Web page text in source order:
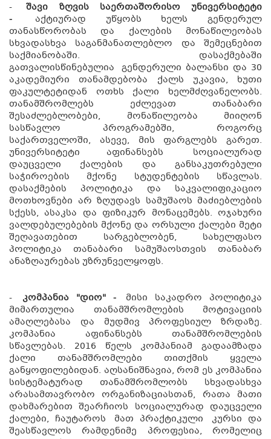
-
შავი ზღვის საერთაშორისო უნივერსიტეტი
- აქტიურად უწყობს ხელს გენდერულ
თანასწორობას და ქალების მონაწილეობას
სხვადასხვა საგანმანათლებლო და შემეცნებით
საქმიანობაში. დასაქმებაში
გათვალისწინებულია გენდერული ბალანსი და 30
აკადემიური თანამდებობა ქალს უკავია, ხუთი
ფაკულტეტიდან ოთხს ქალი ხელმძღვანელობს.
თანამშრომლებს ეძლევათ თანაბარი
შესაძლებლობები, მონაწილეობა მიიღონ
სასწავლო პროგრამებში, როგორც
საქართველოში, ასევე, მის ფარგლებს გარეთ.
უნივერსიტეტი აფინანსებს სოციალურად
დაუცველი ქალების და განსაკუთრებული
საჭიროების მქონე სტუდენტების სწავლას.
დასაქმების პოლიტიკა და საკვალიფიკაციო
მოთხოვნები არ ზღუდავს სამუშაოს მაძიებლების
სქესს, ასაკსა და ფიზიკურ მონაცემებს. ოჯახური
ვალდებულებების მქონე და ორსული ქალები მეტი
შეღავათებით სარგებლობენ, სახელფასო
პოლიტიკა თანაბარი სამუშაოსთვის თანაბარ
ანაზღაურებას უზრუნველყოფს.
- კომპანია "დიო" - მისი საკადრო პოლიტიკა
მიმართულია თანამშრომლების მოტივაციის
ამაღლებასა და მუდმივ პროფესიულ ზრდაზე.
კომპანია აფინანსებს თანამშრომლების
სწავლებას. 2016 წელს კომპანიამ გადაამზადა
ქალი თანამშრომლები თითქმის ყველა
განყოფილებიდან. აღსანიშნავია, რომ ეს კომპანია
სისტემატურად თანამშრომლობს სხვადასხვა
არასამთავრობო ორგანიზაციასთან, რათა მათი
დახმარებით შეარჩიოს სოციალურად დაუცველი
ქალები, ჩაუტაროს მათ პრაქტიკული კურსი და
შეასწავლოს რამდენიმე პროფესია, რომელიც